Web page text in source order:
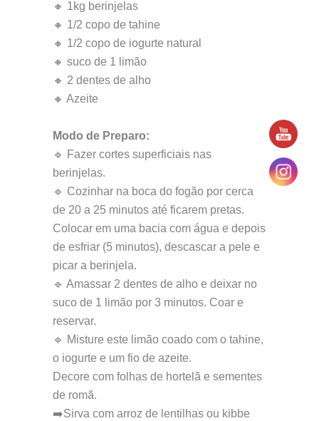
🔸 1kg berinjelas
🔸 1/2 copo de tahine
🔸 1/2 copo de iogurte natural
🔸 suco de 1 limão
🔸 2 dentes de alho
🔸 Azeite
Modo de Preparo:
🔹 Fazer cortes superficiais nas
berinjelas.
🔹 Cozinhar na boca do fogão por cerca
de 20 a 25 minutos até ficarem pretas.
Colocar em uma bacia com água e depois
de esfriar (5 minutos), descascar a pele e
picar a berinjela.
🔹 Amassar 2 dentes de alho e deixar no
suco de 1 limão por 3 minutos. Coar e
reservar.
🔹 Misture este limão coado com o tahine,
o iogurte e um fio de azeite.
Decore com folhas de hortelã e sementes
de romã.
➡️Sirva com arroz de lentilhas ou kibbe